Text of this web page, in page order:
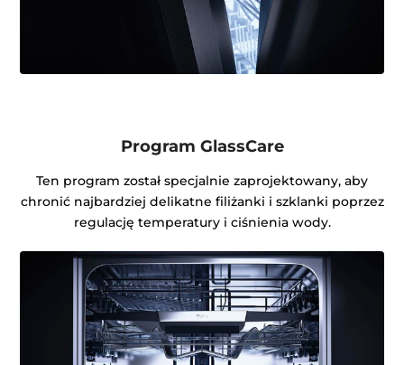
Program GlassCare
Ten program został specjalnie zaprojektowany, aby
chronić najbardziej delikatne filiżanki i szklanki poprzez
regulację temperatury i ciśnienia wody.